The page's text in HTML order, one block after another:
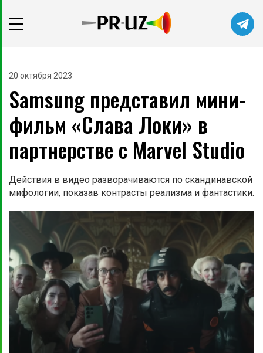
20 октября 2023
Samsung представил мини-
фильм «Слава Локи» в
партнерстве с Marvel Studio
Действия в видео разворачиваются по скандинавской
мифологии, показав контрасты реализма и фантастики.